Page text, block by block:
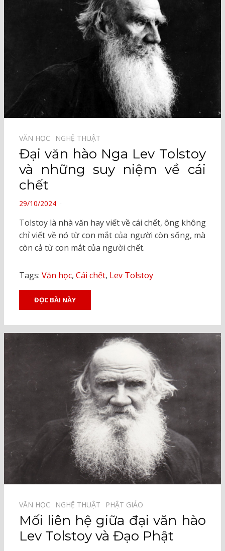
VĂN HỌC⠀ NGHỆ THUẬT⠀
Đại văn hào Nga Lev Tolstoy
và những suy niệm về cái
chết
POSTED
29/10/2024
Tolstoy là nhà văn hay viết về cái chết, ông không
chỉ viết về nó từ con mắt của người còn sống, mà
còn cả từ con mắt của người chết.
Tags: Văn học, Cái chết, Lev Tolstoy
ĐỌC BÀI NÀY
VĂN HỌC⠀ NGHỆ THUẬT⠀ PHẬT GIÁO⠀
Mối liên hệ giữa đại văn hào
Lev Tolstoy và Đạo Phật